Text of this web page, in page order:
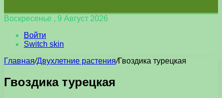
Воскресенье , 9 Август 2026
Войти
Switch skin
Главная/Двухлетние растения/Гвоздика турецкая
Гвоздика турецкая